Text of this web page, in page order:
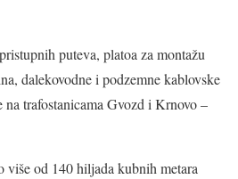
puteva, platoa za montažu
dalekovodne i podzemne kablovske
trafostanicama Gvozd i Krnovo –
više od 140 hiljada kubnih metara